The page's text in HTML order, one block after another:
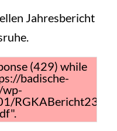
Jahresbericht
(429) while
badische-
wp-
RGKABericht23-